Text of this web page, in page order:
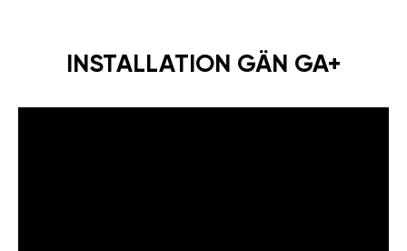
INSTALLATION GÄN GA+